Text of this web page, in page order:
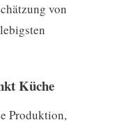
von
Küche
Produktion,